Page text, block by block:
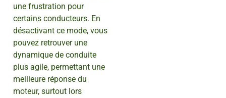
une frustration pour
certains conducteurs. En
désactivant ce mode, vous
pouvez retrouver une
dynamique de conduite
plus agile, permettant une
meilleure réponse du
moteur, surtout lors